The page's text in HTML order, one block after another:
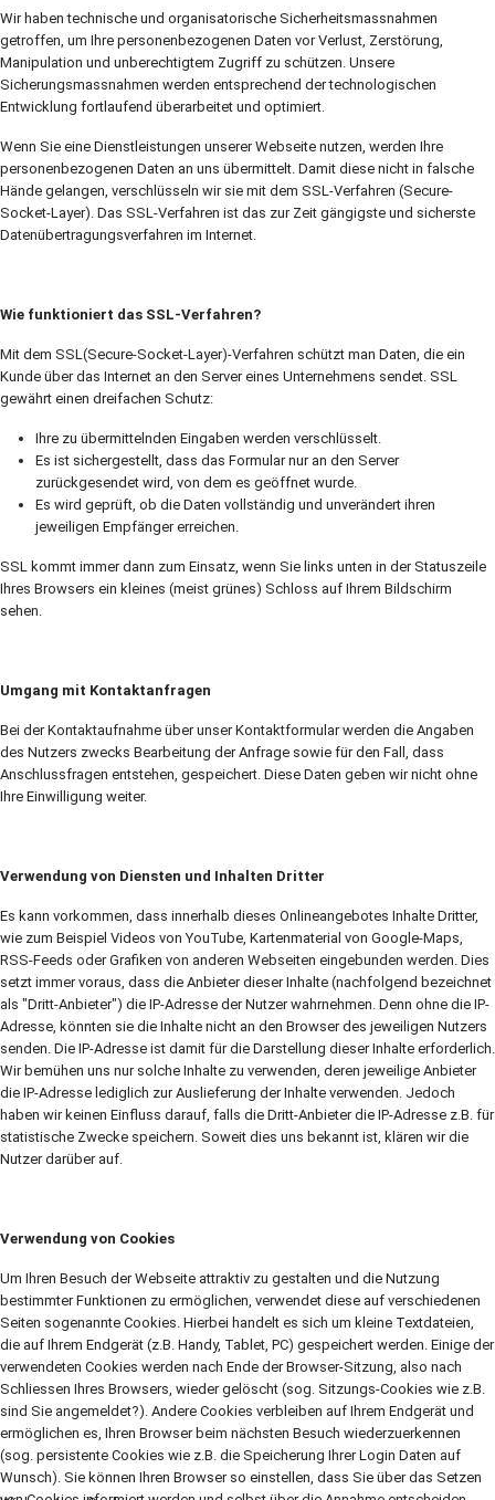
Wir haben technische und organisatorische Sicherheitsmassnahmen
getroffen, um Ihre personenbezogenen Daten vor Verlust, Zerstörung,
Manipulation und unberechtigtem Zugriff zu schützen. Unsere
Sicherungsmassnahmen werden entsprechend der technologischen
Entwicklung fortlaufend überarbeitet und optimiert.
Wenn Sie eine Dienstleistungen unserer Webseite nutzen, werden Ihre
personenbezogenen Daten an uns übermittelt. Damit diese nicht in falsche
Hände gelangen, verschlüsseln wir sie mit dem SSL-Verfahren (Secure-
Socket-Layer). Das SSL-Verfahren ist das zur Zeit gängigste und sicherste
Datenübertragungsverfahren im Internet.
Wie funktioniert das SSL-Verfahren?
Mit dem SSL(Secure-Socket-Layer)-Verfahren schützt man Daten, die ein
Kunde über das Internet an den Server eines Unternehmens sendet. SSL
gewährt einen dreifachen Schutz:
Ihre zu übermittelnden Eingaben werden verschlüsselt.
Es ist sichergestellt, dass das Formular nur an den Server
zurückgesendet wird, von dem es geöffnet wurde.
Es wird geprüft, ob die Daten vollständig und unverändert ihren
jeweiligen Empfänger erreichen.
SSL kommt immer dann zum Einsatz, wenn Sie links unten in der Statuszeile
Ihres Browsers ein kleines (meist grünes) Schloss auf Ihrem Bildschirm
sehen.
Umgang mit Kontaktanfragen
Bei der Kontaktaufnahme über unser Kontaktformular werden die Angaben
des Nutzers zwecks Bearbeitung der Anfrage sowie für den Fall, dass
Anschlussfragen entstehen, gespeichert. Diese Daten geben wir nicht ohne
Ihre Einwilligung weiter.
Verwendung von Diensten und Inhalten Dritter
Es kann vorkommen, dass innerhalb dieses Onlineangebotes Inhalte Dritter,
wie zum Beispiel Videos von YouTube, Kartenmaterial von Google-Maps,
RSS-Feeds oder Grafiken von anderen Webseiten eingebunden werden. Dies
setzt immer voraus, dass die Anbieter dieser Inhalte (nachfolgend bezeichnet
als "Dritt-Anbieter") die IP-Adresse der Nutzer wahrnehmen. Denn ohne die IP-
Adresse, könnten sie die Inhalte nicht an den Browser des jeweiligen Nutzers
senden. Die IP-Adresse ist damit für die Darstellung dieser Inhalte erforderlich.
Wir bemühen uns nur solche Inhalte zu verwenden, deren jeweilige Anbieter
die IP-Adresse lediglich zur Auslieferung der Inhalte verwenden. Jedoch
haben wir keinen Einfluss darauf, falls die Dritt-Anbieter die IP-Adresse z.B. für
statistische Zwecke speichern. Soweit dies uns bekannt ist, klären wir die
Nutzer darüber auf.
Verwendung von Cookies
Um Ihren Besuch der Webseite attraktiv zu gestalten und die Nutzung
bestimmter Funktionen zu ermöglichen, verwendet diese auf verschiedenen
Seiten sogenannte Cookies. Hierbei handelt es sich um kleine Textdateien,
die auf Ihrem Endgerät (z.B. Handy, Tablet, PC) gespeichert werden. Einige der
verwendeten Cookies werden nach Ende der Browser-Sitzung, also nach
Schliessen Ihres Browsers, wieder gelöscht (sog. Sitzungs-Cookies wie z.B.
sind Sie angemeldet?). Andere Cookies verbleiben auf Ihrem Endgerät und
ermöglichen es, Ihren Browser beim nächsten Besuch wiederzuerkennen
(sog. persistente Cookies wie z.B. die Speicherung Ihrer Login Daten auf
Wunsch). Sie können Ihren Browser so einstellen, dass Sie über das Setzen